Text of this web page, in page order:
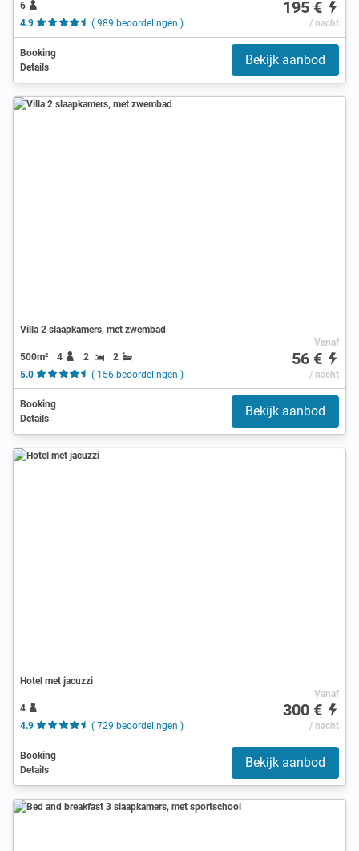
6
4.9
( 989 beoordelingen )
195 €
/ nacht
Booking
Details
Bekijk aanbod
Villa 2 slaapkamers, met zwembad
500m² 4 2
2
5.0
( 156 beoordelingen )
Vanaf
56 €
/ nacht
Booking
Details
Bekijk aanbod
Hotel met jacuzzi
4
4.9
( 729 beoordelingen )
Vanaf
300 €
/ nacht
Booking
Details
Bekijk aanbod